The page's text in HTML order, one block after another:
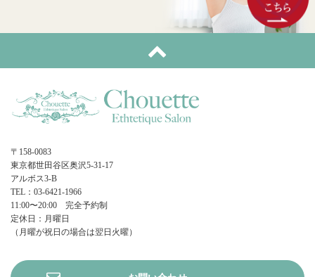
〒158-0083
東京都世田谷区奥沢5-31-17
アルボス3-B
TEL：03-6421-1966
11:00〜20:00 完全予約制
定休日：月曜日
（月曜が祝日の場合は翌日火曜）